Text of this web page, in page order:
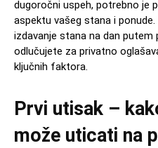
dugoročni uspeh, potrebno je
aspektu vašeg stana i
izdavanje stana na dan
odlučujete za privatno
ključnih faktora.
Prvi utisak –
može uticati na